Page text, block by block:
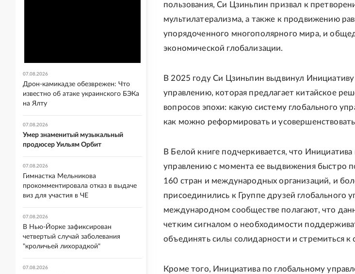
пользования, Си Цзиньпин призвал к
мультилатерализма, а также к продвижению
упорядоченного многополярного мира, и
экономической глобализации.
В 2025 году Си Цзиньпин выдвинул
управлению, которая предлагает китайское
вопросов эпохи: какую систему глобального
как можно реформировать и
В Белой книге подчеркивается, что
управлению с момента ее выдвижения быстро
160 стран и международных организаций, и
присоединились к Группе друзей глобального
международном сообществе полагают, что
четким сигналом о необходимости
объединять силы солидарности и стремиться
Кроме того, Инициатива по глобальному
07.08.2026
Дрон-камикадзе обезврежен: Что
известно об атаке украинского БЭКа
на Ялту
07.08.2026
Умер знаменитый музыкальный
продюсер Уильям Орбит
07.08.2026
Гимнастка Мельникова
прокомментировала отказ в выдаче
виз для участия в ЧЕ
07.08.2026
В Нью-Йорке зафиксирован
четвертый случай заболевания
"кроличьей лихорадкой"
07.08.2026